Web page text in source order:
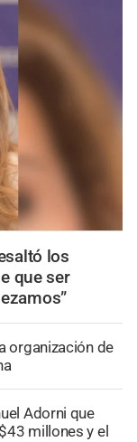
los
que ser
organización de
Adorni que
millones y el